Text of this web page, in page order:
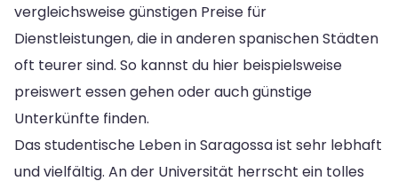
vergleichsweise günstigen Preise für
Dienstleistungen, die in anderen spanischen Städten
oft teurer sind. So kannst du hier beispielsweise
preiswert essen gehen oder auch günstige
Unterkünfte finden.
Das studentische Leben in Saragossa ist sehr lebhaft
und vielfältig. An der Universität herrscht ein tolles